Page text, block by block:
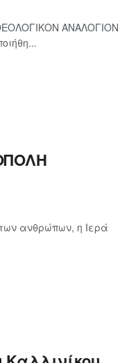
ΑΝΑΛΟΓΙΟΝ
ανθρώπων, η Ιερά